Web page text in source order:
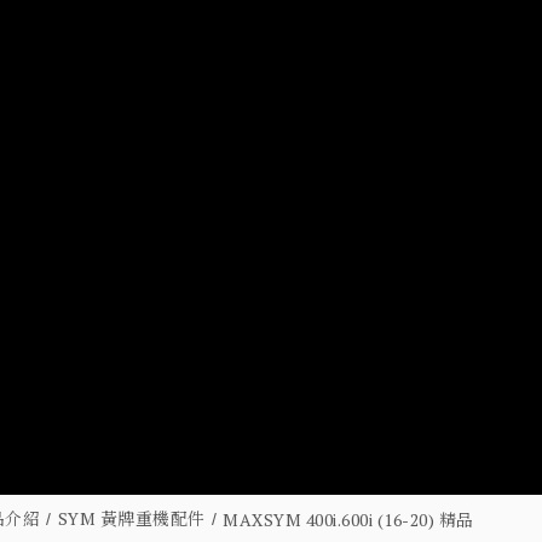
介紹 SYM 黃牌重機配件 MAXSYM 400i.600i (16-20) 精品